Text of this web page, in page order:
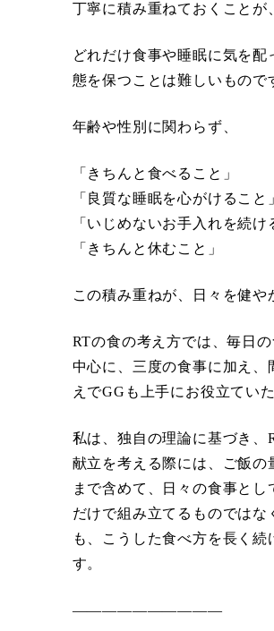
丁寧に積み重ねておくことが
どれだけ食事や睡眠に気を
態を保つことは難しいもので
年齢や性別に関わらず、
「きちんと食べること」
「良質な睡眠を心がけること
「いじめないお手入れを続け
「きちんと休むこと」
この積み重ねが、日々を健や
RTの食の考え方では、毎日
中心に、三度の食事に加え、
えでGGも上手にお役立てい
私は、独自の理論に基づき、
献立を考える際には、ご飯の
まで含めて、日々の食事と
だけで組み立てるものでは
も、こうした食べ方を長く
す。
――――――――――